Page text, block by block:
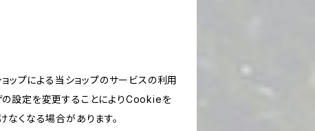
ップによる当ショップのサービスの利用
の設定を変更することによりCookieを
くなる場合があります。